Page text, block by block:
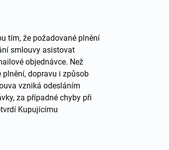
tím, že požadované plnění
smlouvy asistovat
objednávce. Než
dopravu i způsob
vzniká odesláním
za případné chyby při
Kupujícímu